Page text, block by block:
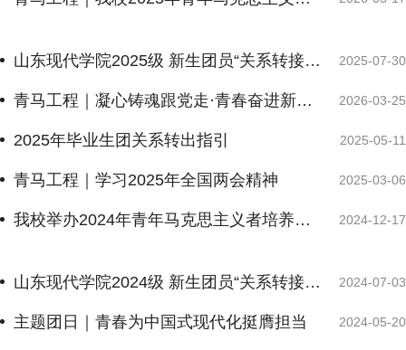
山东现代学院2025级 新生团员“关系转接”具体操作流程 ——手机与电脑客户端 2025-07-30
青马工程｜凝心铸魂跟党走·青春奋进新征程 2026-03-25
2025年毕业生团关系转出指引 2025-05-11
青马工程｜学习2025年全国两会精神 2025-03-06
我校举办2024年青年马克思主义者培养工程培训班开班仪式 2024-12-17
山东现代学院2024级 新生团员“关系转接”具体操作流程 ——手机与电脑客户端 2024-07-03
主题团日｜青春为中国式现代化挺膺担当 2024-05-20